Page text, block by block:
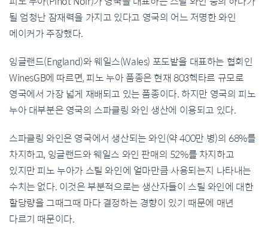
될 엄청난 잠재력을 가지고 있다고 영국의 어느 저명한와인
메이커가주장했다.
잉글랜드(England)와웨일스(Wales) 포도밭을 대표하는 협회인
WinesGB에 따르면, 피노 누아품종은 현재 803헥타르 규모로
영국에서 가장 넓게 재배되고 있는 품종이다.하지만 영국의 피노
누아 대부분은 영국의 스파클링 와인 생산에 이용되고 있다.
스파클링 와인은 영국에서 생산되는 와인(약400만 병)의 68%를
차지하고, 잉글랜드와웨일스 와인 판매의 52%를 차지하고
있지만 피노 누아가스틸 와인에 얼마만큼 사용되는지 나타내는
수치는 없다. 이것은 부분적으로는 생산자들이 스틸 와인에 대한
할당량을그때그때 마다 결정하는 경향이 있기 때문에 매년
다르기 때문이다.